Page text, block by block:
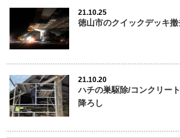
21.10.25
徳山市のクイックデッキ
21.10.20
ハチの巣駆除/コンクリー
降ろし